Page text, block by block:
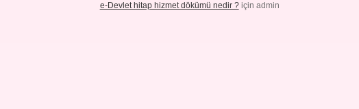
e-Devlet hitap hizmet dökümü nedir ?için admin